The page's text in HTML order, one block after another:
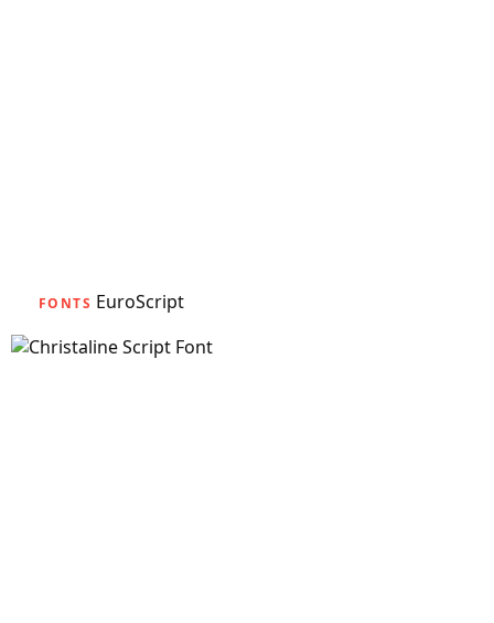
FONTS EuroScript